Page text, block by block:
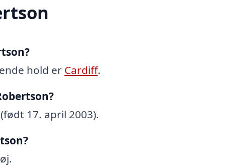
hold er Cardiff.
17. april 2003).